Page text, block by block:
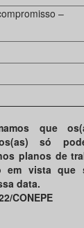
–
que
só
planos de
em vista que
data.
CONEPE